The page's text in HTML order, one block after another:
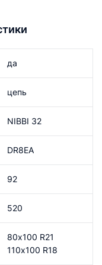
да
цепь
NIBBI 32
DR8EA
92
520
80х100 R21
110х100 R18